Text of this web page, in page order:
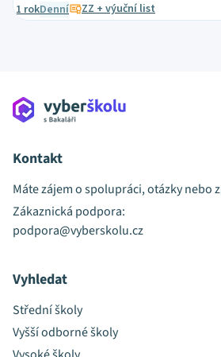
1 rokDenní ZZ + výuční list
Kontakt
Máte zájem o spolupráci, otázky nebo
Zákaznická podpora:
podpora@vyberskolu.cz
Vyhledat
Střední školy
Vyšší odborné školy